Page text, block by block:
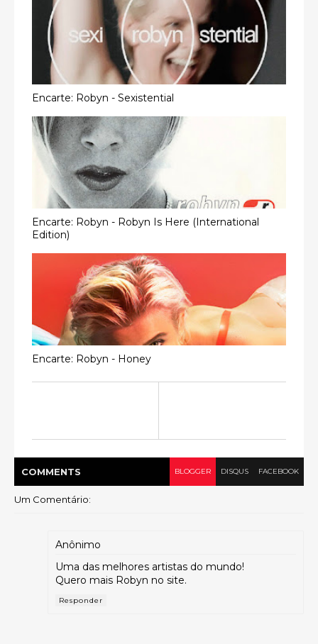
Encarte: Robyn - Sexistential
Encarte: Robyn - Robyn Is Here (International
Edition)
Encarte: Robyn - Honey
COMMENTS BLOGGER DISQUS FACEBOOK
Um Comentário:
Anônimo
Uma das melhores artistas do mundo!
Quero mais Robyn no site.
Responder